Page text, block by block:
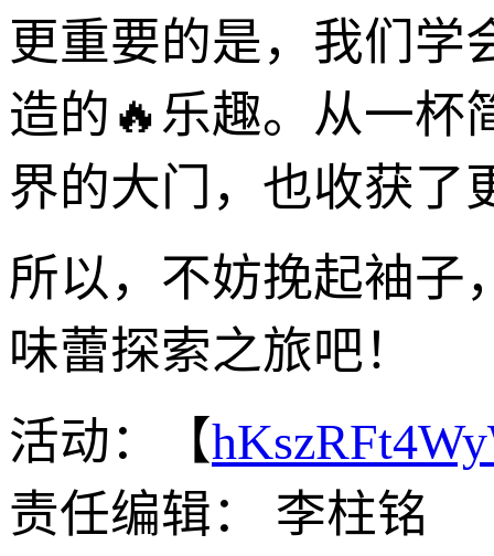
更重要的是，我们学
造的🔥乐趣。从一杯
界的大门，也收获了
所以，不妨挽起袖子
味蕾探索之旅吧！
活动：【
责任编辑： 李柱铭